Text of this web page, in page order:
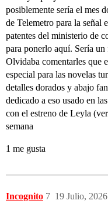
posiblemente sería el mes
de Telemetro para la señal
patentes del ministerio de
para ponerlo aquí. Sería
Olvidaba comentarles que
especial para las novelas
detalles dorados y abajo
dedicado a eso usado en
con el estreno de Leyla
semana
1 me gusta
Incognito 19 Julio,
7